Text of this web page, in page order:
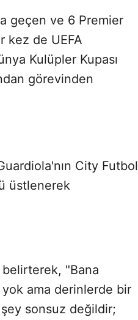
geçen ve 6 Premier
kez de UEFA
Kulüpler Kupası
görevinden
Sesi Aç
City Futbol
üstlenerek
"Bana
yok ama derinlerde bir
sonsuz değildir;